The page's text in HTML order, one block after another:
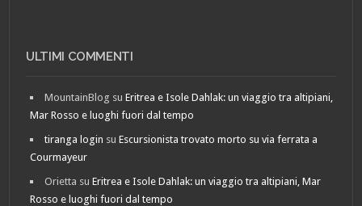
ULTIMI COMMENTI
MountainBlog suEritrea e Isole Dahlak: un viaggio tra altipiani,
Mar Rosso e luoghi fuori dal tempo
tiranga login suEscursionista trovato morto su via ferrata a
Courmayeur
Orietta suEritrea e Isole Dahlak: un viaggio tra altipiani, Mar
Rosso e luoghi fuori dal tempo